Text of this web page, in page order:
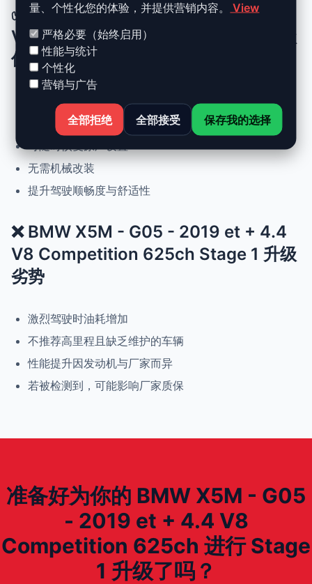
✅ BMW X5M - G05 - 2019 et + 4.4
V8 Competition 625ch Stage 1 升级
优势
动力提升高达 +30%，扭矩提升 +25%
正常驾驶下优化油耗
可随时恢复原厂设置
无需机械改装
提升驾驶顺畅度与舒适性
❌ BMW X5M - G05 - 2019 et + 4.4
V8 Competition 625ch Stage 1 升级
劣势
激烈驾驶时油耗增加
不推荐高里程且缺乏维护的车辆
性能提升因发动机与厂家而异
若被检测到，可能影响厂家质保
准备好为你的 BMW X5M - G05
- 2019 et + 4.4 V8
Competition 625ch 进行 Stage
1 升级了吗？
量、个性化您的体验，并提供营销内容。
View
严格必要（始终启用）
性能与统计
个性化
营销与广告
全部拒绝 全部接受 保存我的选择